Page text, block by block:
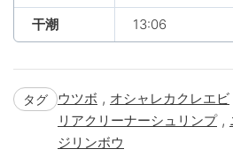
干潮 13:06
タグ ウツボ , オシャレカクレエビ
リアクリーナーシュリンプ,
ジリンボウ